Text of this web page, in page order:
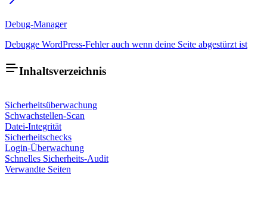
Debug-Manager
Debugge WordPress-Fehler auch wenn deine Seite abgestürzt ist
Inhaltsverzeichnis
Sicherheitsüberwachung
Schwachstellen-Scan
Datei-Integrität
Sicherheitschecks
Login-Überwachung
Schnelles Sicherheits-Audit
Verwandte Seiten